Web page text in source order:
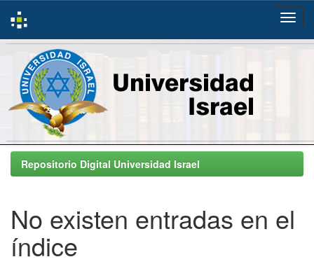
Skip
navigationRepositorio Digital Universidad Israel
No existen entradas en el
índice